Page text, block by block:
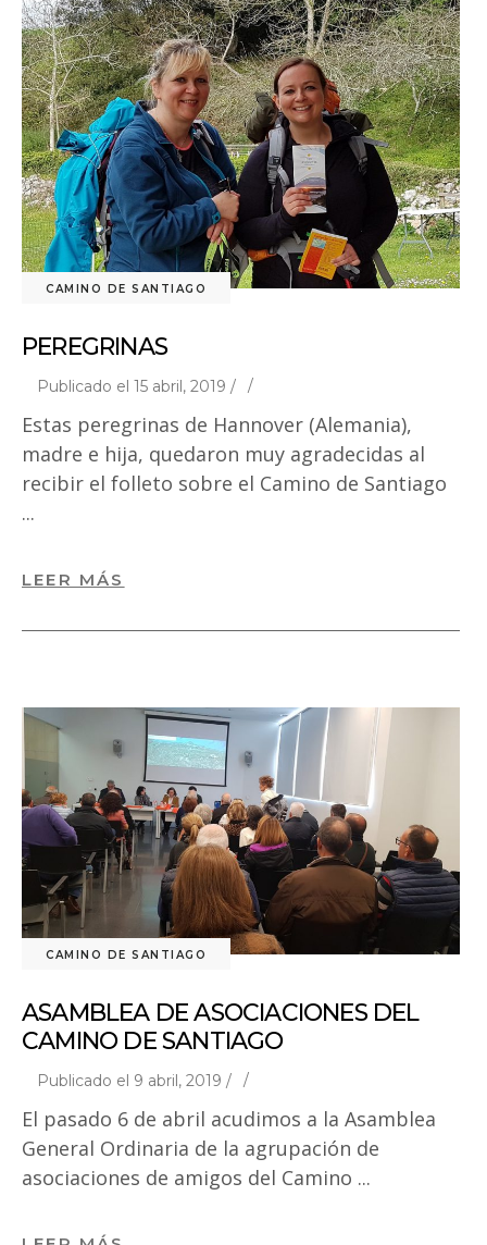
CAMINO DE SANTIAGO
PEREGRINAS
Publicado el 15 abril, 2019 /
Estas peregrinas de Hannover (Alemania),
madre e hija, quedaron muy agradecidas al
recibir el folleto sobre el Camino de Santiago
LEER MÁS
CAMINO DE SANTIAGO
ASAMBLEA DE ASOCIACIONES DEL
CAMINO DE SANTIAGO
Publicado el 9 abril, 2019 /
El pasado 6 de abril acudimos a la Asamblea
General Ordinaria de la agrupación de
asociaciones de amigos del Camino